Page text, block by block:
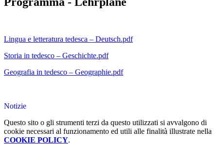
Lingua e letteratura tedesca – Deutsch.pdf
Storia in tedesco – Geschichte.pdf
Geografia in tedesco – Geographie.pdf
Notizie
Questo sito o gli strumenti terzi da questo utilizzati si avvalgono di
cookie necessari al funzionamento ed utili alle finalità illustrate nella
COOKIE POLICY.